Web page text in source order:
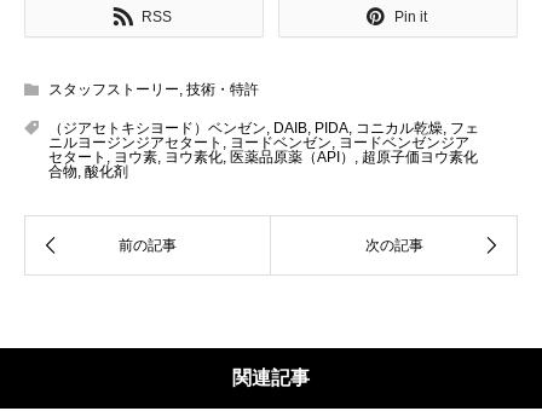
RSS Pin it
スタッフストーリー, 技術・特許
（ジアセトキシヨード）ベンゼン, DAIB, PIDA, コニカル乾燥, フェ
ニルヨージンジアセタート , ヨードベンゼン, ヨードベンゼンジア
セタート , ヨウ素, ヨウ素化, 医薬品原薬（API） , 超原子価ヨウ素化
合物, 酸化剤
関連記事